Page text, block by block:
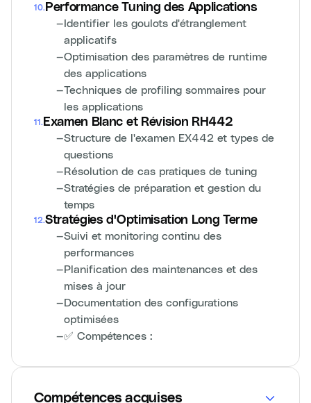
10. Performance Tuning des Applications
—Identifier les goulots d'étranglement
applicatifs
—Optimisation des paramètres de runtime
des applications
—Techniques de profiling sommaires pour
les applications
11 . Examen Blanc et Révision RH442
—Structure de l'examen EX442 et types de
questions
—Résolution de cas pratiques de tuning
—Stratégies de préparation et gestion du
temps
12.Stratégies d'Optimisation Long Terme
—Suivi et monitoring continu des
performances
—Planification des maintenances et des
mises à jour
—Documentation des configurations
optimisées
—✅ Compétences :
Compétences acquises